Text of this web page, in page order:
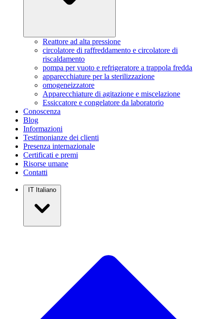
Reattore ad alta pressione
circolatore di raffreddamento e circolatore di
riscaldamento
pompa per vuoto e refrigeratore a trappola fredda
apparecchiature per la sterilizzazione
omogeneizzatore
Apparecchiature di agitazione e miscelazione
Essiccatore e congelatore da laboratorio
Conoscenza
Blog
Informazioni
Testimonianze dei clienti
Presenza internazionale
Certificati e premi
Risorse umane
Contatti
IT Italiano